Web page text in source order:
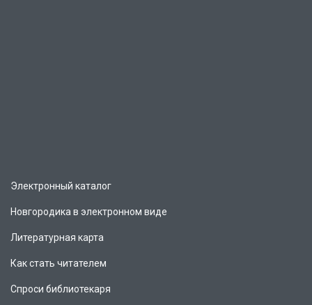
Электронный каталог
Новгородика в электронном виде
Литературная карта
Как стать читателем
Спроси библиотекаря